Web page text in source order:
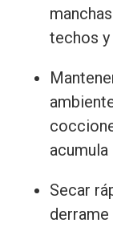
techos y
Secar